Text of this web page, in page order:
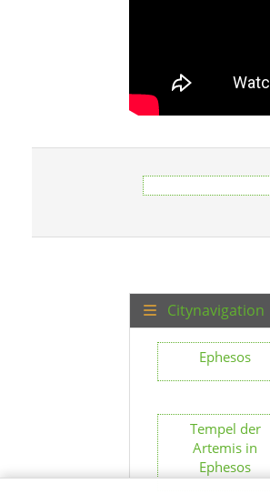
Citynavigation
Ephesos
Tempel der
Artemis in
Ephesos